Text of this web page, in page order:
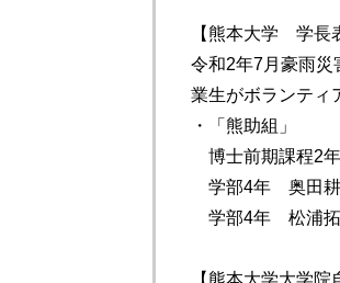
【熊本大学 学長
令和2年7月豪雨災
業生がボランティ
・「熊助組」
博士前期課程2
学部4年 奥田耕
学部4年 松浦拓